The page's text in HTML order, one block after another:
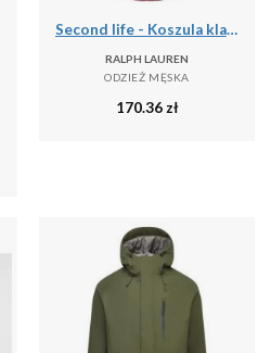
Second life - Koszula klasyczna męska jednolita - Stan bardzo dobry
RALPH LAUREN
ODZIEŻ MĘSKA
170.36zł